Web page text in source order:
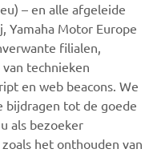
bijdraagt aan lagere
– en alle afgeleide
Yamaha Motor Europe
filialen,
technieken
en web beacons. We
bijdragen tot de goede
als bezoeker
het onthouden van